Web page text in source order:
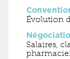
Évolution
Salaires,